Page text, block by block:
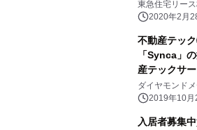
東急住宅リー
ィア株式会社
2020年2月
不動産テッ
「Synca」
産テックサ
タ・自社デ
ダイヤモンド
2019年10月
入居者募集